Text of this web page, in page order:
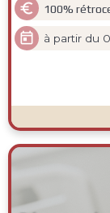
 100%
 à partir du